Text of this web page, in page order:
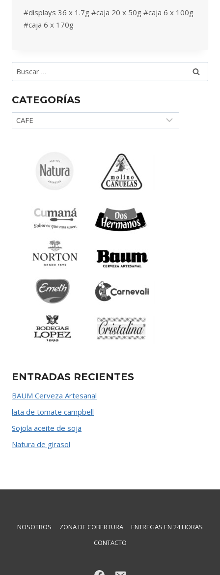
#displays 36 x 1.7g #caja 20 x 50g #caja 6 x 100g
#caja 6 x 170g
Buscar:
CATEGORÍAS
Categorías
ENTRADAS RECIENTES
BAUM Cerveza Artesanal
lata de tomate campbell
Sojola aceite de soja
Natura de girasol
NOSOTROS ZONA DE COBERTURA
ENTREGAS EN 24 HORAS
CONTACTO